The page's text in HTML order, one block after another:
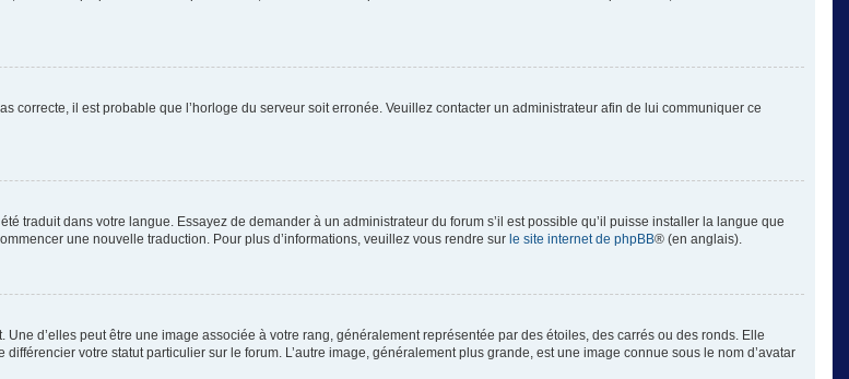
correcte, il est probable que l’horloge du serveur soit erronée. Veuillez contacter un administrateur afin de lui communiquer ce
traduit dans votre langue. Essayez de demander à un administrateur du forum s’il est possible qu’il puisse installer la langue que
une nouvelle traduction. Pour plus d’informations, veuillez vous rendre sur le site internet de phpBB® (en anglais).
d’elles peut être une image associée à votre rang, généralement représentée par des étoiles, des carrés ou des ronds. Elle
votre statut particulier sur le forum. L’autre image, généralement plus grande, est une image connue sous le nom d’avatar